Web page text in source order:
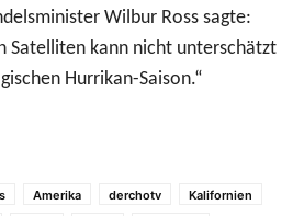
Wilbur Ross sagte:
Satelliten kann nicht unterschätzt
Hurrikan-Saison.“
Amerika derchotv
Kalifornien